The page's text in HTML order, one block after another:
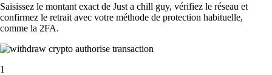
Saisissez le montant exact de Just a chill guy, vérifiez le réseau et
confirmez le retrait avec votre méthode de protection habituelle,
comme la 2FA.
1